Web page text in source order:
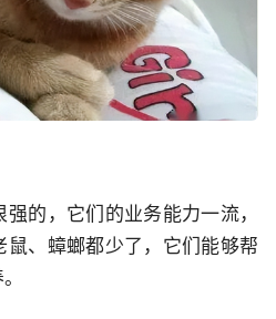
的，它们的业务能力一流，
鼠、蟑螂都少了，它们能够帮